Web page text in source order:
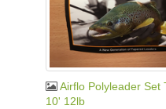
Airflo Polyleader Set
10' 12lb